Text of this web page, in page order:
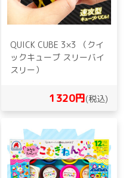
QUICK CUBE 3×3 （クイ
ックキューブ スリーバイ
スリー）
1320円(税込)